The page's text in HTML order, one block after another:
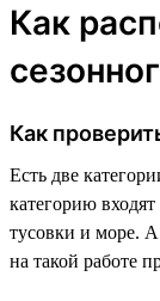
Как
Как
Есть две
категорию
тусовки и море.
на такой работе